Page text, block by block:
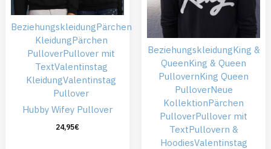
BeziehungskleidungPärchen
KleidungPärchen
PulloverPullover mit
TextValentinstag
KleidungValentinstag
Pullover
Hubby Wifey Pullover
24,95€
BeziehungskleidungKing &
QueenKing & Queen
PullovernKing Queen
PulloverNeue
KollektionPärchen
PulloverPullover mit
TextPullovern &
HoodiesValentinstag